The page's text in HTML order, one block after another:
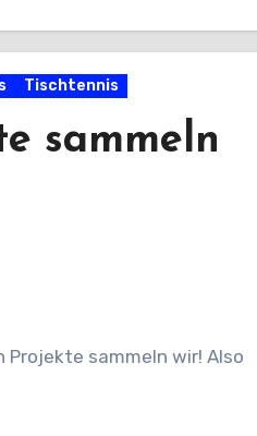
Tischtennis
sammeln